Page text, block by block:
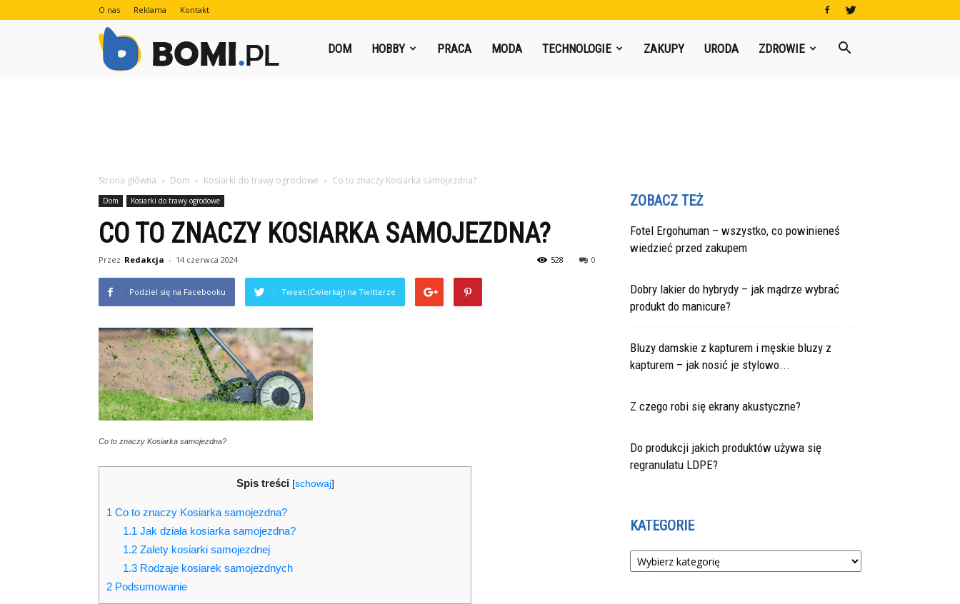
O nas Reklama Kontakt
DOM HOBBY PRACA MODA TECHNOLOGIE ZAKUPY URODA ZDROWIE
Strona główna Dom Kosiarki do trawy ogrodowe Co to znaczy Kosiarka samojezdna?
Dom Kosiarki do trawy ogrodowe
CO TO ZNACZY KOSIARKA SAMOJEZDNA?
Przez Redakcja - 14 czerwca 2024 0
528
Podziel się na Facebooku Tweet (Ćwierkaj) na Twitterze
Co to znaczy Kosiarka samojezdna?
Spis treści [schowaj]
1 Co to znaczy Kosiarka samojezdna?
1.1 Jak działa kosiarka samojezdna?
1.2Zalety kosiarki samojezdnej
1.3Rodzaje kosiarek samojezdnych
2 Podsumowanie
ZOBACZ TEŻ
Fotel Ergohuman – wszystko, co powinieneś
wiedzieć przed zakupem
Dobry lakier do hybrydy – jak mądrze wybrać
produkt do manicure?
Bluzy damskie z kapturem i męskie bluzy z
kapturem – jak nosić je stylowo...
Z czego robi się ekrany akustyczne?
Do produkcji jakich produktów używa się
regranulatu LDPE?
KATEGORIE
Kategorie